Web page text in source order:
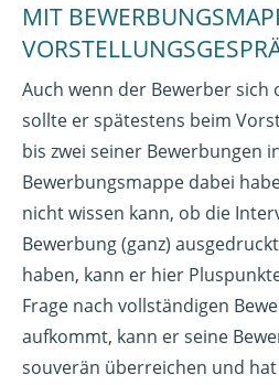
MIT
Auch wenn der Bewerber
sollte er spätestens beim
bis zwei seiner Bewerbungen
Bewerbungsmappe dabei
nicht wissen kann, ob die
Bewerbung (ganz)
haben, kann er hier
Frage nach vollständigen
aufkommt, kann er seine
souverän überreichen und